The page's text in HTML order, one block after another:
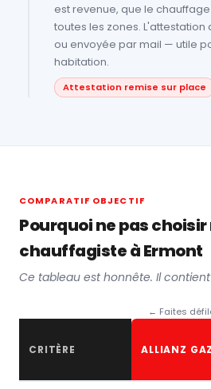
est revenue, que le
toutes les zones.
ou envoyée par mail — utile
habitation.
Attestation remise sur place
COMPARATIF OBJECTIF
Pourquoi ne pas
chauffagiste à Ermont
Ce tableau est honnête. Il
← Faites
CRITÈRE ALLIANZ GAZ